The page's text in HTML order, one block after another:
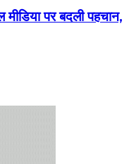
पर बदली पहचान,